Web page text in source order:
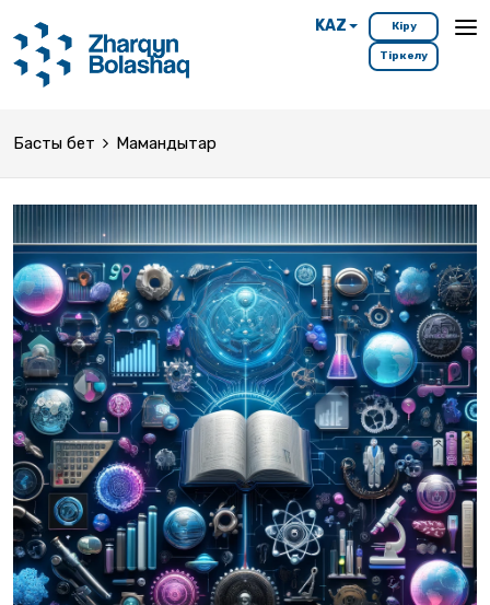
KAZ Кіру
Тіркелу
Басты бет Мамандықтар